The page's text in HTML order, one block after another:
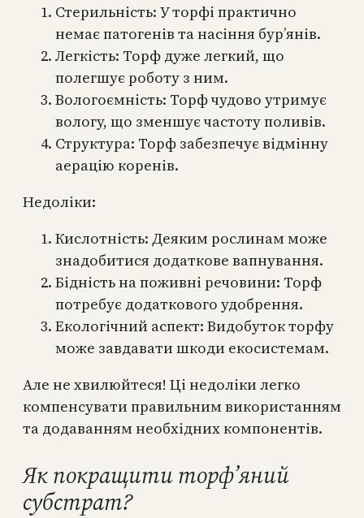
Стерильність: У торфі практично
немає патогенів та насіння бур’янів.
Легкість: Торф дуже легкий, що
полегшує роботу з ним.
Вологоємність: Торф чудово утримує
вологу, що зменшує частоту поливів.
Структура: Торф забезпечує відмінну
аерацію коренів.
Недоліки:
Кислотність: Деяким рослинам може
знадобитися додаткове вапнування.
Бідність на поживні речовини: Торф
потребує додаткового удобрення.
Екологічний аспект: Видобуток торфу
може завдавати шкоди екосистемам.
Але не хвилюйтеся! Ці недоліки легко
компенсувати правильним використанням
та додаванням необхідних компонентів.
Як покращити торф’яний
субстрат?